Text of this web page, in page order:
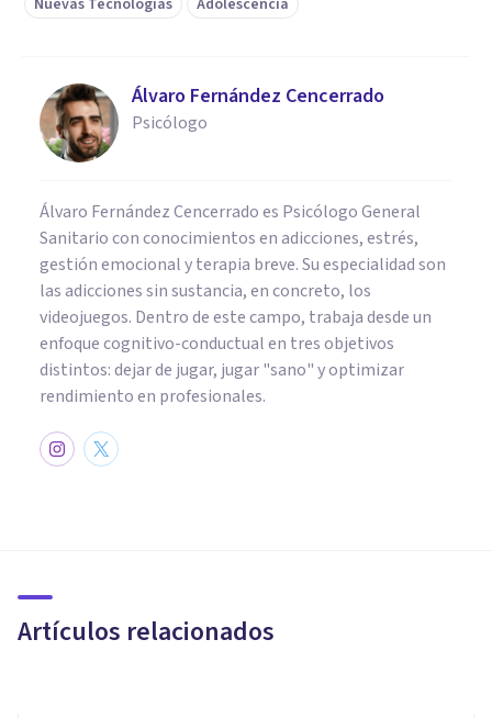
Álvaro Fernández Cencerrado
Psicólogo
Álvaro Fernández Cencerrado es Psicólogo General
Sanitario con conocimientos en adicciones, estrés,
gestión emocional y terapia breve. Su especialidad son
las adicciones sin sustancia, en concreto, los
videojuegos. Dentro de este campo, trabaja desde un
enfoque cognitivo-conductual en tres objetivos
distintos: dejar de jugar, jugar "sano" y optimizar
rendimiento en profesionales.
Artículos relacionados
jóvenes